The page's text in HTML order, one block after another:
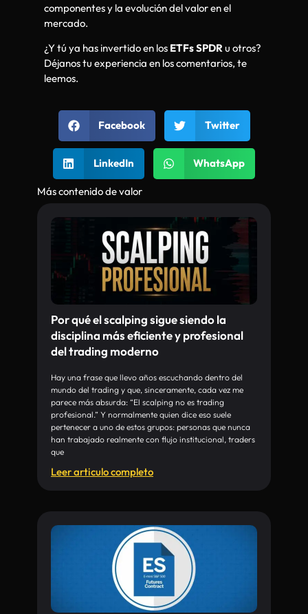
componentes y la evolución del valor en el
mercado.
¿Y tú ya has invertido en los ETFs SPDRu otros?
Déjanos tu experiencia en los comentarios, te
leemos.
Facebook Twitter
LinkedIn WhatsApp
Más contenido de valor
Por qué el scalping sigue siendo la
disciplina más eficiente y profesional
del trading moderno
Hay una frase que llevo años escuchando dentro del
mundo del trading y que, sinceramente, cada vez me
parece más absurda: “El scalping no es trading
profesional.” Y normalmente quien dice eso suele
pertenecer a uno de estos grupos: personas que nunca
han trabajado realmente con flujo institucional, traders
que
Leer articulo completo